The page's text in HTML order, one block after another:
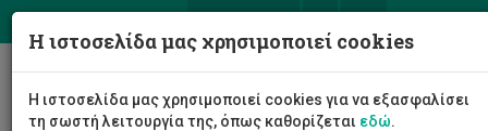
Η ιστοσελίδα μας χρησιμοποιεί cookies
Η ιστοσελίδα μας χρησιμοποιεί cookies για να εξασφαλίσει
τη σωστή λειτουργία της, όπως καθορίζεται εδώ.